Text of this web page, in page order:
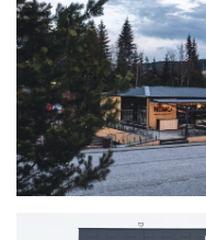
WEST AUTO HUB